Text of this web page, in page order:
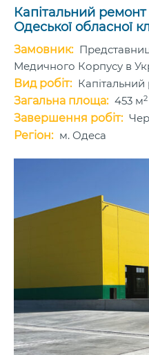
Капітальний
Одеської обласної
Замовник:
Медичного Корпусу в
Вид робіт:
Загальна площа: 453 м2
Завершення робіт:
Регіон: м. Одеса